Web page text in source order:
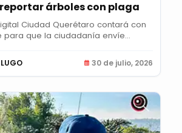
árboles con plaga
Ciudad Querétaro contará con
para que la ciudadanía envíe...
30 de julio, 2026